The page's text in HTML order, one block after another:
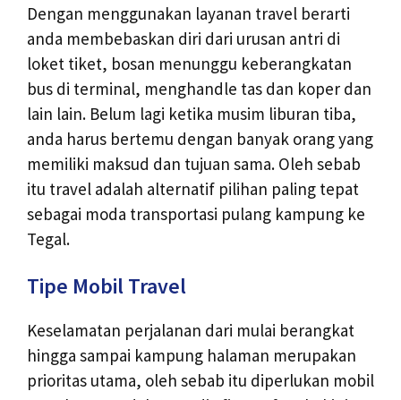
Dengan menggunakan layanan travel berarti
anda membebaskan diri dari urusan antri di
loket tiket, bosan menunggu keberangkatan
bus di terminal, menghandle tas dan koper dan
lain lain. Belum lagi ketika musim liburan tiba,
anda harus bertemu dengan banyak orang yang
memiliki maksud dan tujuan sama. Oleh sebab
itu travel adalah alternatif pilihan paling tepat
sebagai moda transportasi pulang kampung ke
Tegal.
Tipe Mobil Travel
Keselamatan perjalanan dari mulai berangkat
hingga sampai kampung halaman merupakan
prioritas utama, oleh sebab itu diperlukan mobil